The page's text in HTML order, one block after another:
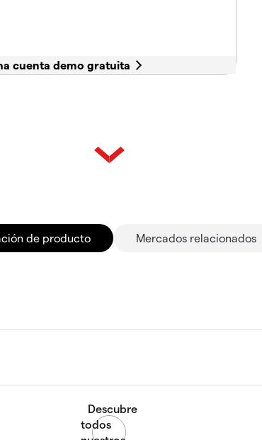
de producto Mercados relacionados